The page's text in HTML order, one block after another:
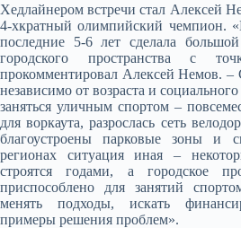
Хедлайнером встречи стал Алексей
4-хкратный олимпийский чемпион.
последние 5-6 лет сделала
городского пространства с
прокомментировал Алексей Немов. –
независимо от возраста и
заняться уличным спортом –
для воркаута, разрослась сеть
благоустроены парковые зоны и
регионах ситуация иная –
строятся годами, а городское
приспособлено для занятий
менять подходы, искать
примеры решения проблем».